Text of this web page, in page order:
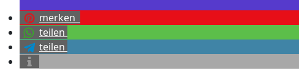
merken
teilen
teilen